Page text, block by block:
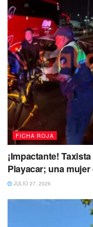
un negocio de
fuego,presuntamente
de la taquería ubicada
Carmen 1, el
tema, señalado que
trabajo que se está
FICHA ROJA
¡Impactante!
Playacar; una
JULIO 27, 2026